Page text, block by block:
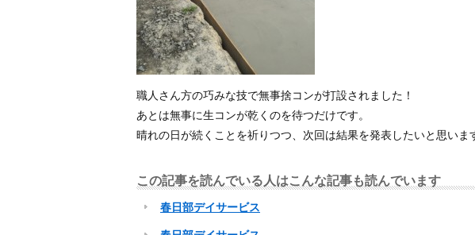
職人さん方の巧みな技で無事捨コンが打設されました！
あとは無事に生コンが乾くのを待つだけです。
晴れの日が続くことを祈りつつ、次回は結果を発表したいと思いま
この記事を読んでいる人はこんな記事も読んでいます
春日部デイサービス